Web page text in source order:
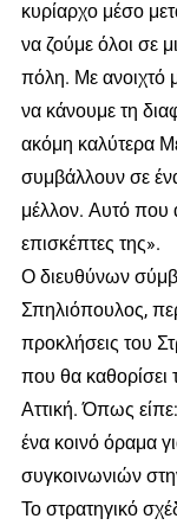
κυρίαρχο μέσο
να ζούμε όλοι σε
πόλη. Με ανοιχτό
να κάνουμε τη
ακόμη καλύτερα
συμβάλλουν σε
μέλλον. Αυτό που
επισκέπτες της».
Ο διευθύνων
Σπηλιόπουλος,
προκλήσεις του
που θα καθορίσει
Αττική. Όπως
ένα κοινό όραμα
συγκοινωνιών
Το στρατηγικό